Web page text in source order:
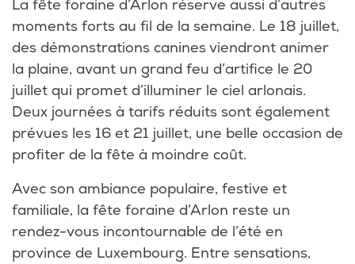
La fête foraine d’Arlon réserve aussi d’autres
moments forts au fil de la semaine. Le 18 juillet,
des démonstrations canines viendront animer
la plaine, avant un grand feu d’artifice le 20
juillet qui promet d’illuminer le ciel arlonais.
Deux journées à tarifs réduits sont également
prévues les 16 et 21 juillet, une belle occasion de
profiter de la fête à moindre coût.
Avec son ambiance populaire, festive et
familiale, la fête foraine d’Arlon reste un
rendez-vous incontournable de l’été en
province de Luxembourg. Entre sensations,